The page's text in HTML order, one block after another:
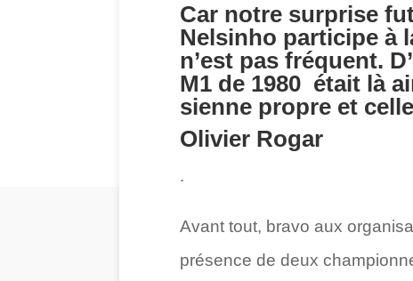
Car notre surprise
Nelsinho participe à
n’est pas fréquent.
M1 de 1980 était là
sienne propre et
Olivier Rogar
.
Avant tout, bravo aux
présence de deux